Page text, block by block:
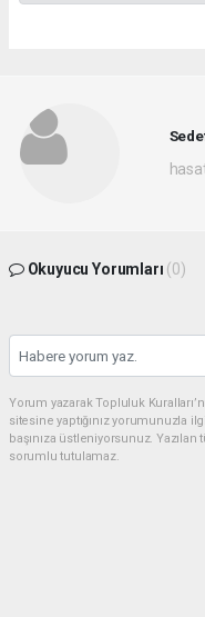
Okuyucu Yorumları (0)
Yorum yazarak Topluluk
sitesine yaptığınız yorumunuzla
başınıza üstleniyorsunuz.
sorumlu tutulamaz.